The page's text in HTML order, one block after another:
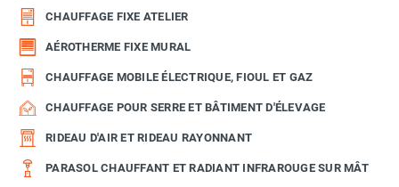
CHAUFFAGE FIXE ATELIER
AÉROTHERME FIXE MURAL
CHAUFFAGE MOBILE ÉLECTRIQUE, FIOUL ET GAZ
CHAUFFAGE POUR SERRE ET BÂTIMENT D'ÉLEVAGE
RIDEAU D'AIR ET RIDEAU RAYONNANT
PARASOL CHAUFFANT ET RADIANT INFRAROUGE SUR MÂT